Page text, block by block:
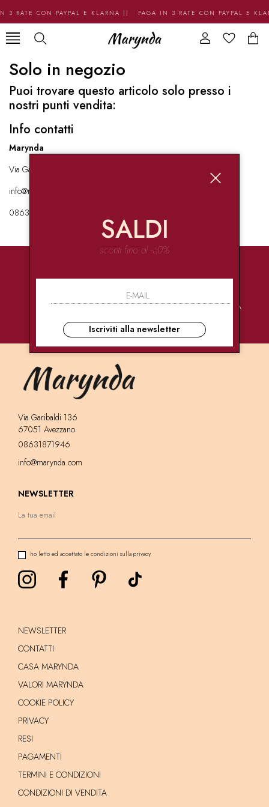
3 RATE CON PAYPAL E KLARNA || PAGA IN 3 RATE CON PAYPAL E
Solo in negozio
Puoi trovare questo articolo solo presso i
nostri punti vendita:
Info contatti
Marynda
Via Garibaldi 136 67051 Avezzano
info@marynda.com
08631871946
PAGAMENTI
CONSEGNE
ULTRA RAPIDE
ASSISTENZA
Via Garibaldi 136
67051 Avezzano
08631871946
info@marynda.com
NEWSLETTER
ho letto ed accettato le condizioni sulla privacy.
NEWSLETTER
CONTATTI
CASA MARYNDA
VALORI MARYNDA
COOKIE POLICY
PRIVACY
RESI
PAGAMENTI
TERMINI E CONDIZIONI
CONDIZIONI DI VENDITA
SALDI
sconti fino al -60%
Iscriviti alla newsletter